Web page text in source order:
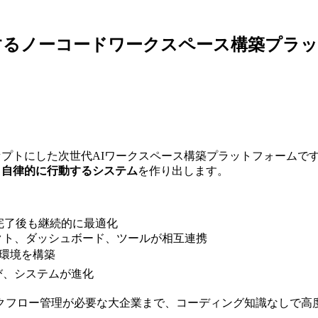
るノーコードワークスペース構築プラ
プトにした次世代AIワークスペース構築プラットフォーム
律的に行動するシステムを作り出します。
後も継続的に最適化
、ダッシュボード、ツールが相互連携
境を構築
システムが進化
ロー管理が必要な大企業まで、コーディング知識なしで